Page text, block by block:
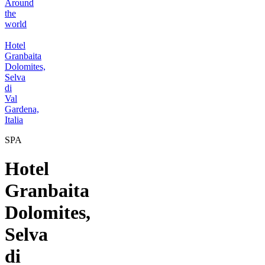
Around
the
world
Hotel
Granbaita
Dolomites,
Selva
di
Val
Gardena,
Italia
SPA
Hotel
Granbaita
Dolomites,
Selva
di